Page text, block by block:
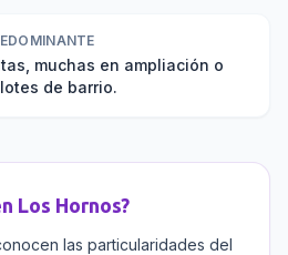
muchas en ampliación o
de barrio.
Los Hornos?
las particularidades del